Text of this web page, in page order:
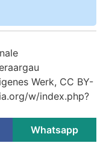
Werk, CC BY-
w/index.php?
Whatsapp